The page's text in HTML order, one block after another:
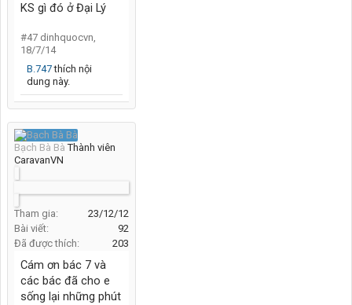
KS gì đó ở Đại Lý
#47 dinhquocvn,
18/7/14
B.747thích nội
dung này.
Bạch Bà Bà Thành viên
CaravanVN
Tham gia:
23/12/12
Bài viết:
92
Đã được thích:
203
Cám ơn bác 7 và
các bác đã cho e
sống lại những phút